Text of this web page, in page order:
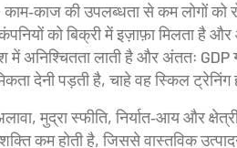
काम‑काज की उपलब्धता से कम लोगों को
को बिक्री में इज़ाफ़ा मिलता है
में अनिश्चितता लाती है और अंततः GDP
देनी पड़ती है, चाहे वह स्किल ट्रेनिंग
मुद्रा स्फीति, निर्यात‑आय और
कम होती है, जिससे वास्तविक